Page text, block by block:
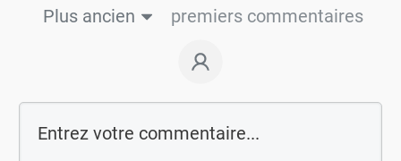
Plus ancien
premiers commentaires